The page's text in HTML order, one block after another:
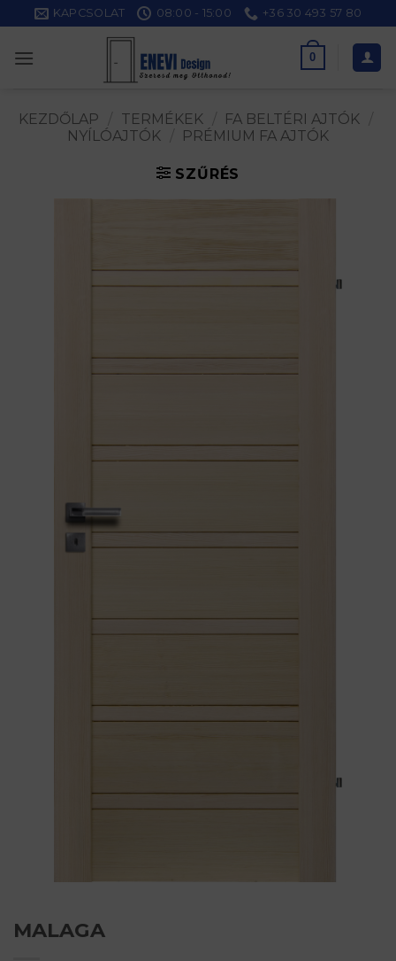
to
content
KAPCSOLAT 08:00 - 15:00 +36 30 493 57 80
0
KEZDŐLAP TERMÉKEK FA BELTÉRI AJTÓK
NYÍLÓAJTÓK
PRÉMIUM FA AJTÓK
SZŰRÉS
MALAGA